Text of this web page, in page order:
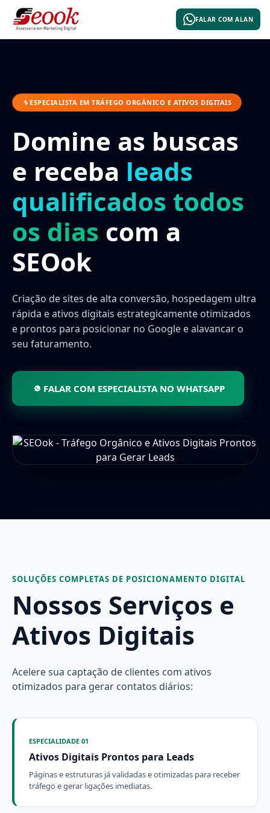
FALAR COM ALAN
ESPECIALISTA EM TRÁFEGO ORGÂNICO E ATIVOS DIGITAIS
Domine as buscas
e receba leads
qualificados todos
os dias com a
SEOok
Criação de sites de alta conversão, hospedagem ultra
rápida e ativos digitais estrategicamente otimizados
e prontos para posicionar no Google e alavancar o
seu faturamento.
FALAR COM ESPECIALISTA NO WHATSAPP
SOLUÇÕES COMPLETAS DE POSICIONAMENTO DIGITAL
Nossos Serviços e
Ativos Digitais
Acelere sua captação de clientes com ativos
otimizados para gerar contatos diários:
ESPECIALIDADE 01
Ativos Digitais Prontos para Leads
Páginas e estruturas já validadas e otimizadas para receber
tráfego e gerar ligações imediatas.